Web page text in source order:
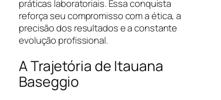
práticas laboratoriais. Essa conquista
reforça seu compromisso com a ética, a
precisão dos resultados e a constante
evolução profissional.
A Trajetória de Itauana
Baseggio